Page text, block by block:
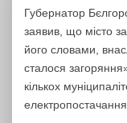
Губернатор
заявив, що місто
його словами,
сталося
кількох